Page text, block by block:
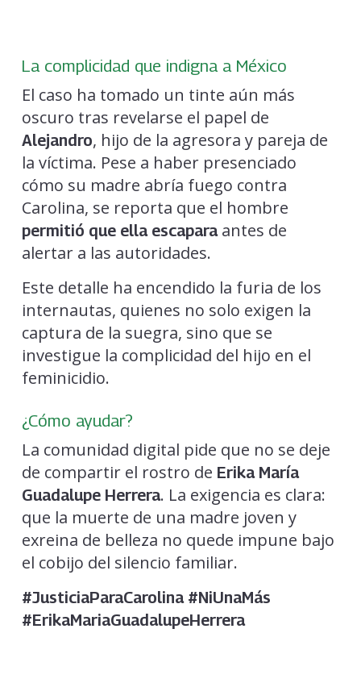
La complicidad que indigna a México
El caso ha tomado un tinte aún más
oscuro tras revelarse el papel de
Alejandro, hijo de la agresora y pareja de
la víctima. Pese a haber presenciado
cómo su madre abría fuego contra
Carolina, se reporta que el hombre
permitió que ella escaparaantes de
alertar a las autoridades.
Este detalle ha encendido la furia de los
internautas, quienes no solo exigen la
captura de la suegra, sino que se
investigue la complicidad del hijo en el
feminicidio.
¿Cómo ayudar?
La comunidad digital pide que no se deje
de compartir el rostro de Erika María
Guadalupe Herrera. La exigencia es clara:
que la muerte de una madre joven y
exreina de belleza no quede impune bajo
el cobijo del silencio familiar.
#JusticiaParaCarolina #NiUnaMás
#ErikaMariaGuadalupeHerrera